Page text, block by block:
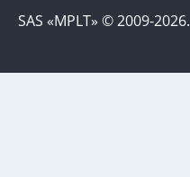
SAS «MPLT» © 2009-2026.